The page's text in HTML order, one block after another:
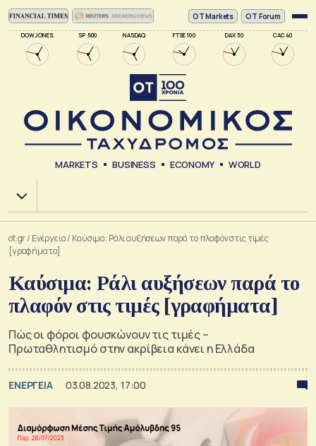
DOW JONES SP 500 NASDAQ FTSE 100 DAX 30 CAC 40
ΟΤ Markets OT Forum
MARKETS BUSINESS ECONOMY WORLD
Χ.Α.
ot.gr/ Ενέργεια/ Καύσιμα: Ράλι αυξήσεων παρά το πλαφόν στις τιμές
[γραφήματα]
Καύσιμα: Ράλι αυξήσεων παρά το
πλαφόν στις τιμές [γραφήματα]
Πώς οι φόροι φουσκώνουν τις τιμές –
Πρωταθλητισμό στην ακρίβεια κάνει η Ελλάδα
ΕΝΕΡΓΕΙΑ 03.08.2023, 17:00